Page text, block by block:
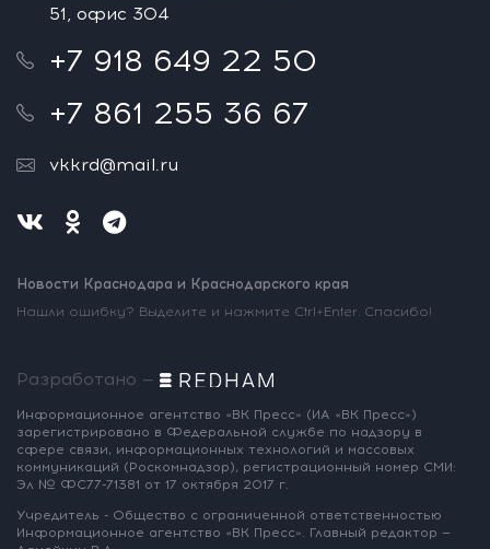
51, офис 304
+7 918 649 22 50
+7 861 255 36 67
vkkrd@mail.ru
Новости Краснодара и Краснодарского края
Нашли ошибку? Выделите и нажмите Ctrl+Enter. Спасибо!
Разработано —
Информационное агентство «ВК Пресс» (ИА «ВК Пресс»)
зарегистрировано в Федеральной службе по надзору в
сфере связи, информационных технологий и массовых
коммуникаций (Роскомнадзор), регистрационный номер СМИ:
Эл № ФС77-71381 от 17 октября 2017 г.
Учредитель - Общество с ограниченной ответственностью
Информационное агентство «ВК Пресс». Главный редактор —